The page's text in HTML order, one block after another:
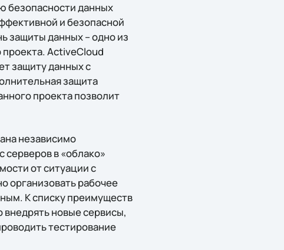
безопасности данных
и безопасной
защиты данных – одно из
ActiveCloud
защиту данных с
защита
проекта позволит
независимо
в «облако»
от ситуации с
организовать рабочее
К списку преимуществ
новые сервисы,
тестирование